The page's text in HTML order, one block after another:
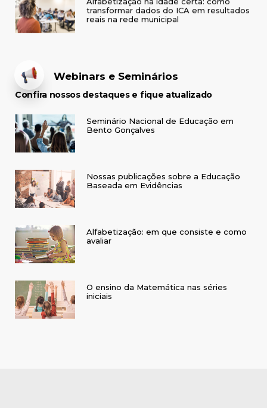
transformar dados do ICA em resultados
reais na rede municipal
Webinars e Seminários
Confira nossos destaques e fique atualizado
Seminário Nacional de Educação em
Bento Gonçalves
Nossas publicações sobre a Educação
Baseada em Evidências
Alfabetização: em que consiste e como
avaliar
O ensino da Matemática nas séries
iniciais